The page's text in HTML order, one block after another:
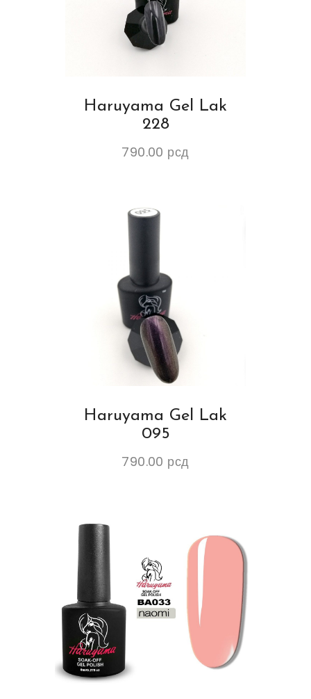
Haruyama Gel Lak
228
790.00 рсд
Haruyama Gel Lak
095
790.00 рсд